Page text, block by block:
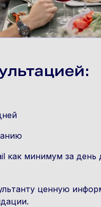
:
как минимум за день
ценную